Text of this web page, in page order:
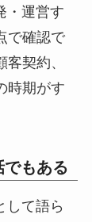
・運営す
で確認で
契約、
時期がす
もある
して語ら